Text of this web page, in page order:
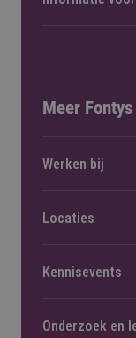
Meer Fontys
Werken bij
Locaties
Kennisevents
Onderzoek en